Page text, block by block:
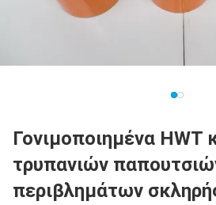
Γονιμοποιημένα HWT
τρυπανιών
περιβλημάτων